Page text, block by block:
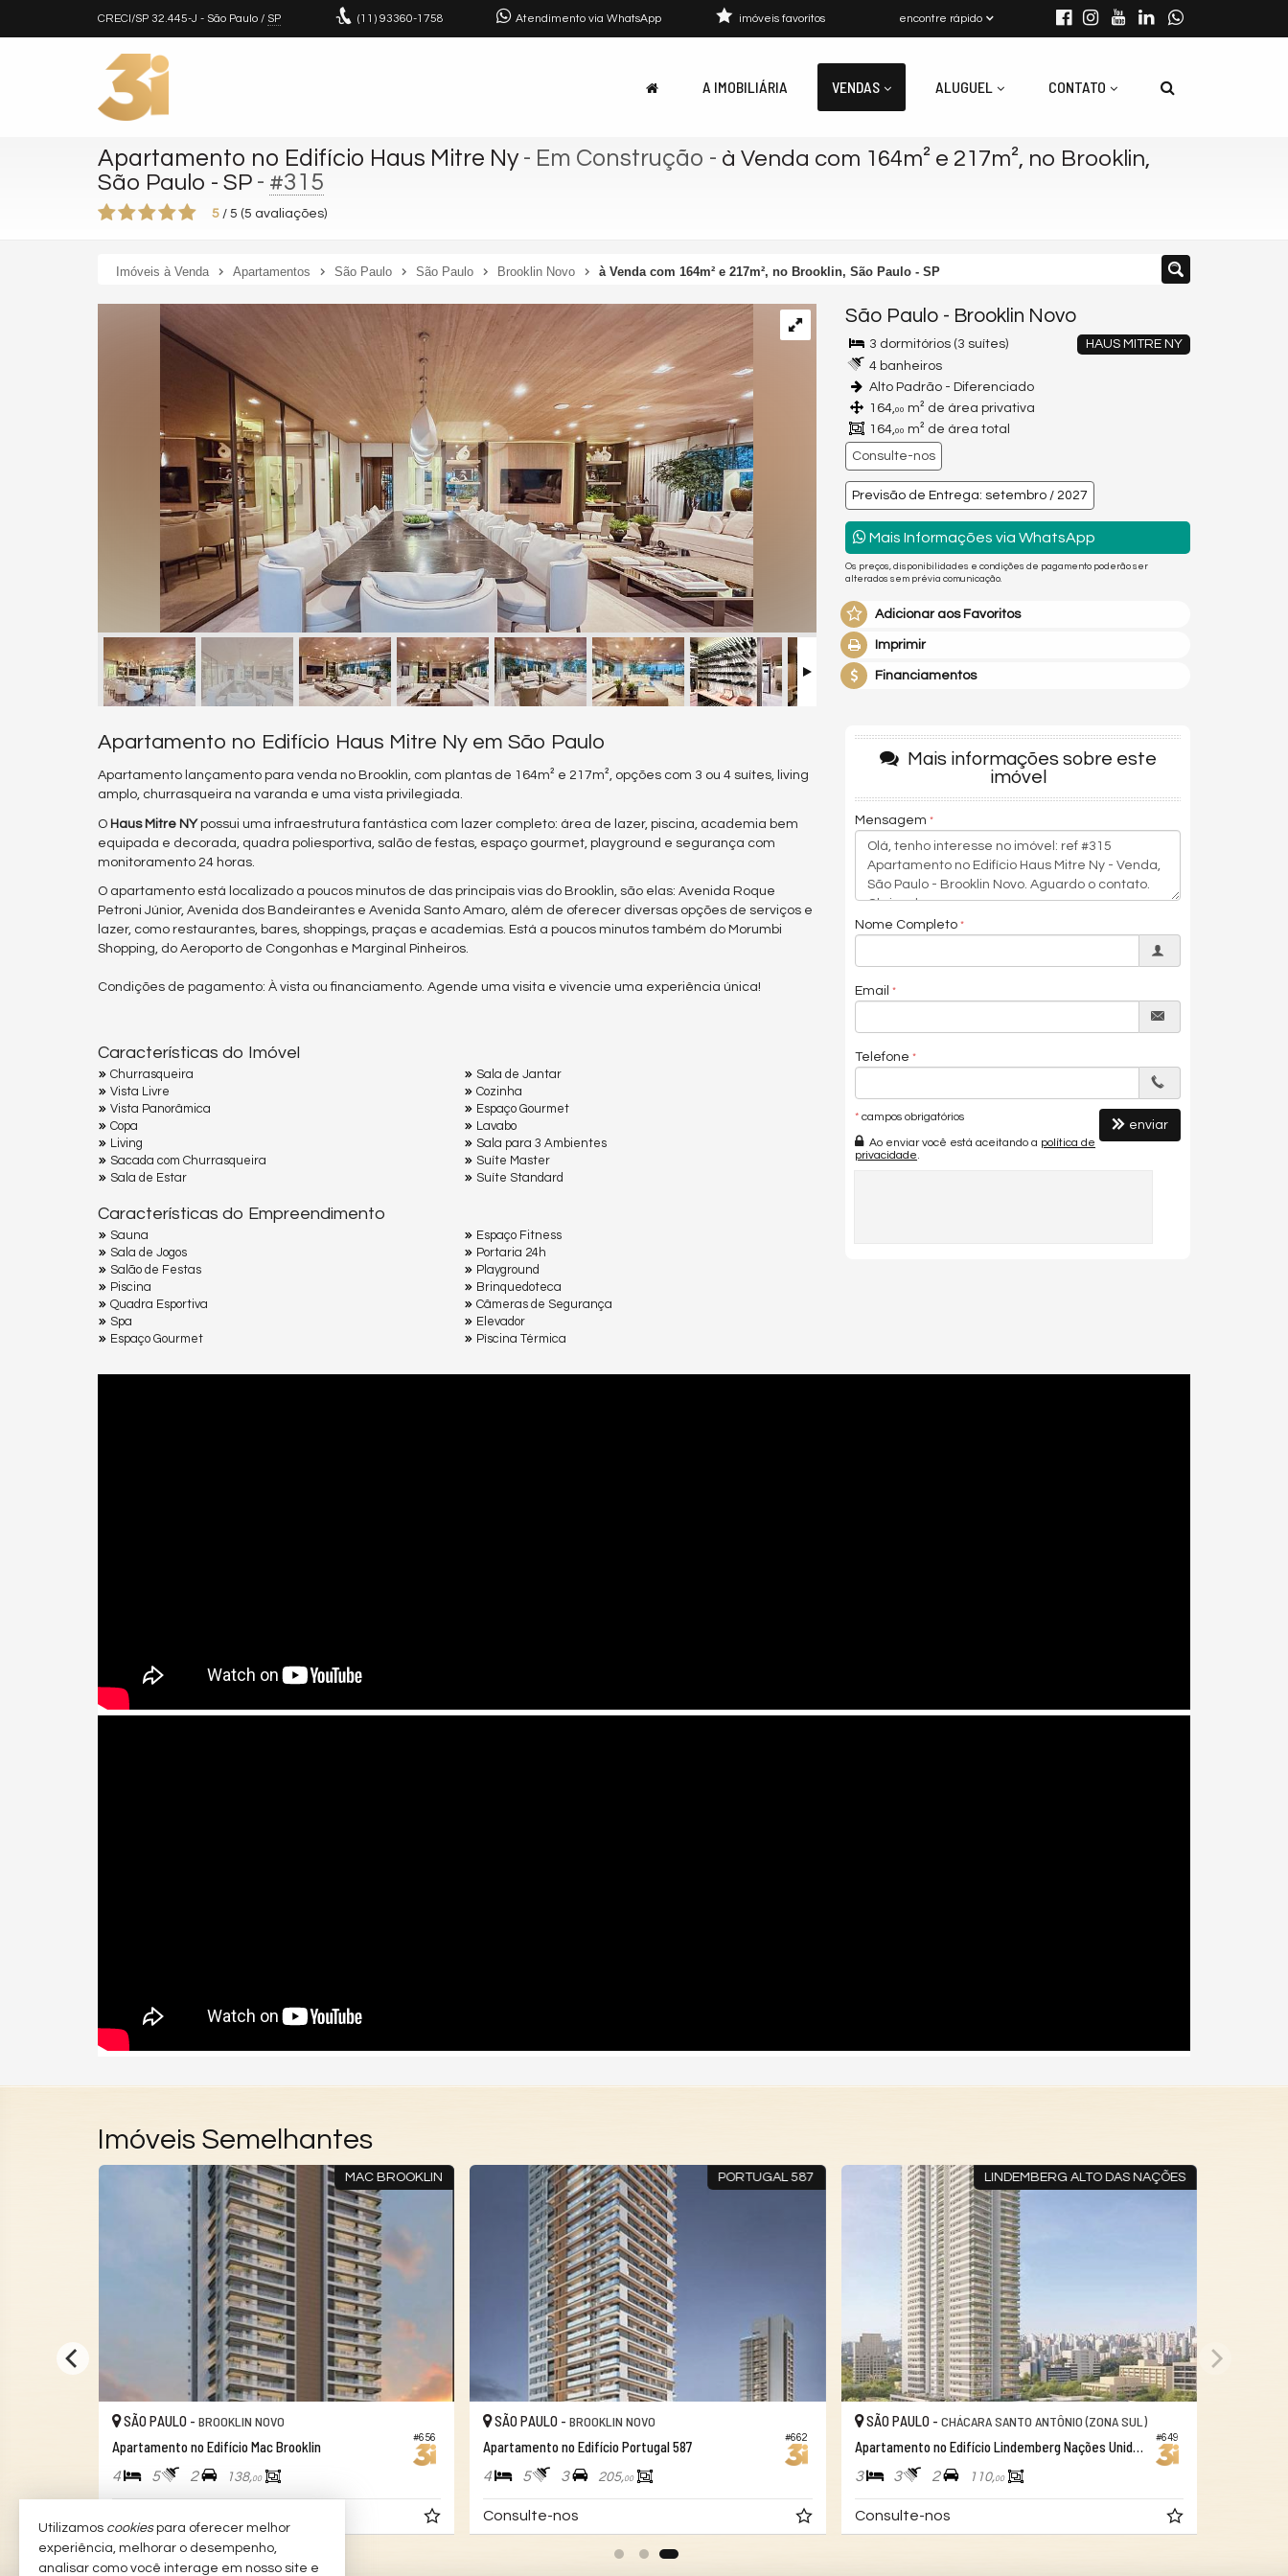
CRECI/SP 32.445-J - São Paulo / SP (11) 93360-1758 Atendimento via WhatsApp encontre rápido
imóveis favoritos
A IMOBILIÁRIA VENDAS ALUGUEL CONTATO
Apartamento no Edifício Haus Mitre Ny- Em Construção - à Venda com 164m² e 217m², no Brooklin,
São Paulo - SP - #315
5 / 5 (5 avaliações)
Imóveis à Venda Apartamentos São Paulo São Paulo Brooklin Novo à Venda com 164m² e 217m², no Brooklin, São Paulo - SP
São Paulo - Brooklin Novo
HAUS MITRE NY
3 dormitórios (3 suítes)
4 banheiros
Alto Padrão - Diferenciado
164,00 m² de área privativa
164,00 m² de área total
Consulte-nos
Previsão de Entrega: setembro / 2027
Mais Informações via WhatsApp
Os preços, disponibilidades e condições de pagamento poderão ser
alterados sem prévia comunicação.
Adicionar aos Favoritos
Imprimir
Financiamentos
Apartamento no Edifício Haus Mitre Ny em São Paulo
Apartamento lançamento para venda no Brooklin, com plantas de 164m² e 217m², opções com 3 ou 4 suítes, living
amplo, churrasqueira na varanda e uma vista privilegiada.
O Haus Mitre NYpossui uma infraestrutura fantástica com lazer completo: área de lazer, piscina, academia bem
equipada e decorada, quadra poliesportiva, salão de festas, espaço gourmet, playground e segurança com
monitoramento 24 horas.
O apartamento está localizado a poucos minutos de das principais vias do Brooklin, são elas: Avenida Roque
Petroni Júnior, Avenida dos Bandeirantes e Avenida Santo Amaro, além de oferecer diversas opções de serviços e
lazer, como restaurantes, bares, shoppings, praças e academias. Está a poucos minutos também do Morumbi
Shopping, do Aeroporto de Congonhas e Marginal Pinheiros.
Condições de pagamento: À vista ou financiamento. Agende uma visita e vivencie uma experiência única!
Características do Imóvel
Churrasqueira
Vista Livre
Vista Panorâmica
Copa
Living
Sacada com Churrasqueira
Sala de Estar
Sala de Jantar
Cozinha
Espaço Gourmet
Lavabo
Sala para 3 Ambientes
Suíte Master
Suíte Standard
Características do Empreendimento
Sauna
Sala de Jogos
Salão de Festas
Piscina
Quadra Esportiva
Spa
Espaço Gourmet
Espaço Fitness
Portaria 24h
Playground
Brinquedoteca
Câmeras de Segurança
Elevador
Pìscina Térmica
Mais informações sobre este
imóvel
Mensagem
Nome Completo
Email
Telefone
* campos obrigatórios
Ao enviar você está aceitando a política de
privacidade
enviar
Imóveis Semelhantes
MAC BROOKLIN
#656
SÃO PAULO - BROOKLIN NOVO
Apartamento no Edifício Mac Brooklin
4 5 2 138,00
PORTUGAL 587
#662
SÃO PAULO - BROOKLIN NOVO
Apartamento no Edifício Portugal 587
4 5 3 205,00
Consulte-nos
LINDEMBERG ALTO DAS NAÇÕES
#649
SÃO PAULO -CHÁCARA SANTO ANTÔNIO (ZONA SUL)
Apartamento no Edifício Lindemberg Nações Unidas
3 3 2 110,00
Consulte-nos
Utilizamos cookiespara oferecer melhor
experiência, melhorar o desempenho,
analisar como você interage em nosso site e